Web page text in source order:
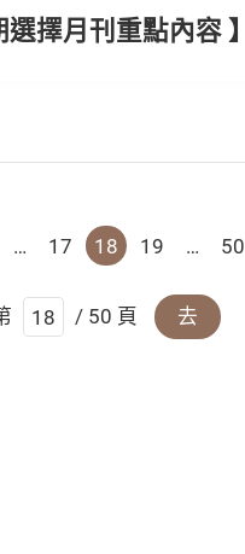
選擇月刊重點內容 】
… 17 18 19 … 50
/ 50 頁 去